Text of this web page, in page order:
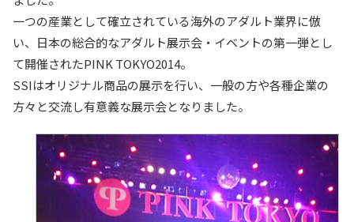
一つの産業として確立されている海外のアダルト業界に倣
い、日本の総合的なアダルト展示会・イベントの第一弾とし
て開催されたPINK TOKYO2014。
SSIはオリジナル商品の展示を行い、一般の方や各種企業の
方々と交流し有意義な展示会となりました。